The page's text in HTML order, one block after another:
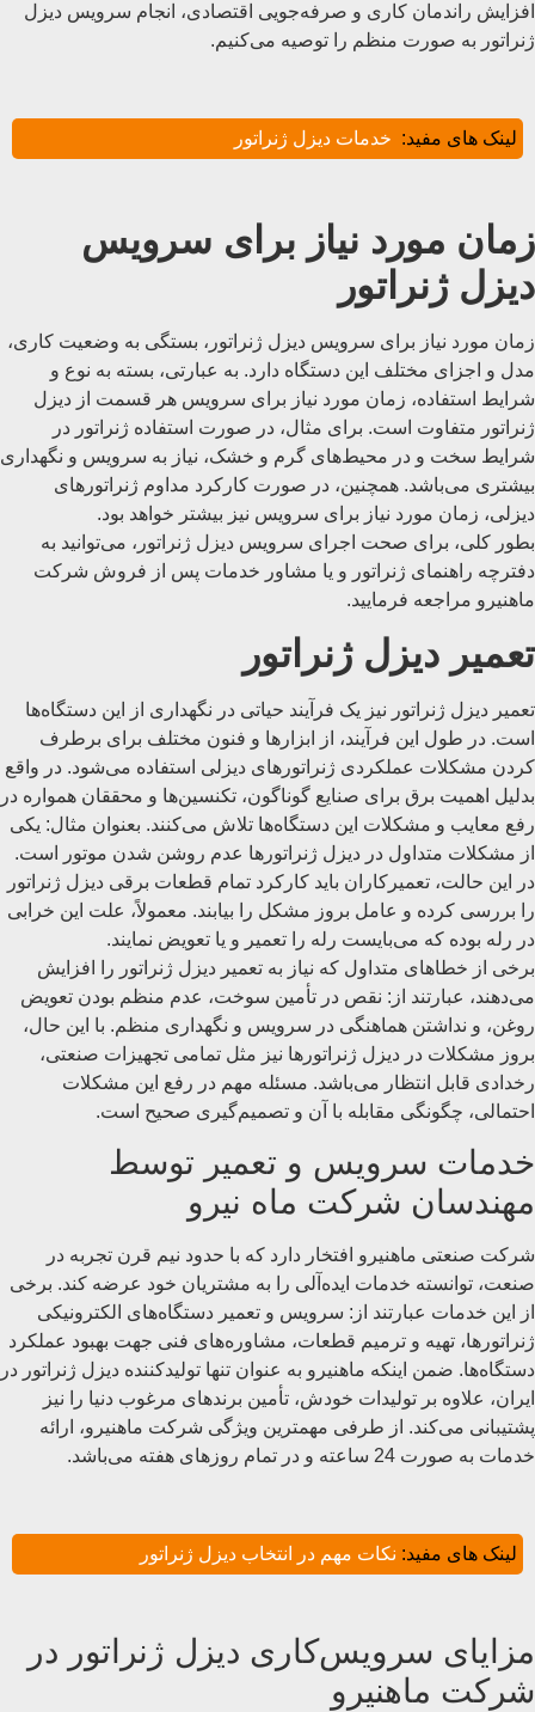
افزایش راندمان کاری و صرفه‌جویی اقتصادی، انجام سرویس دیزل
ژنراتور به صورت منظم را توصیه می‌کنیم.
لینک های مفید: خدمات دیزل ژنراتور
زمان مورد نیاز برای سرویس
دیزل ژنراتور
زمان مورد نیاز برای سرویس دیزل ژنراتور، بستگی به وضعیت کاری،
مدل و اجزای مختلف این دستگاه دارد. به عبارتی، بسته به نوع و
شرایط استفاده، زمان مورد نیاز برای سرویس هر قسمت از دیزل
ژنراتور متفاوت است. برای مثال، در صورت استفاده ژنراتور در
شرایط سخت و در محیط‌های گرم و خشک، نیاز به سرویس و نگهداری
بیشتری می‌باشد. همچنین، در صورت کارکرد مداوم ژنراتورهای
دیزلی، زمان مورد نیاز برای سرویس نیز بیشتر خواهد بود.
بطور کلی، برای صحت اجرای سرویس دیزل ژنراتور، می‌توانید به
دفترچه راهنمای ژنراتور و یا مشاور خدمات پس از فروش شرکت
ماهنیرو مراجعه فرمایید.
تعمیر دیزل ژنراتور
تعمیر دیزل ژنراتور نیز یک فرآیند حیاتی در نگهداری از این دستگاه‌ها
است. در طول این فرآیند، از ابزارها و فنون مختلف برای برطرف
کردن مشکلات عملکردی ژنراتورهای دیزلی استفاده می‌شود. در واقع
بدلیل اهمیت برق برای صنایع گوناگون، تکنسین‌ها و محققان همواره در
رفع معایب و مشکلات این دستگاه‌ها تلاش می‌کنند. بعنوان مثال: یکی
از مشکلات متداول در دیزل ژنراتورها عدم روشن شدن موتور است.
در این حالت، تعمیرکاران باید کارکرد تمام قطعات برقی دیزل ژنراتور
را بررسی کرده و عامل بروز مشکل را بیابند. معمولاً، علت این خرابی
در رله بوده که می‌بایست رله را تعمیر و یا تعویض نمایند.
برخی از خطاهای متداول که نیاز به تعمیر دیزل ژنراتور را افزایش
می‌دهند، عبارتند از: نقص در تأمین سوخت، عدم منظم بودن تعویض
روغن، و نداشتن هماهنگی در سرویس و نگهداری منظم. با این حال،
بروز مشکلات در دیزل ژنراتورها نیز مثل تمامی تجهیزات صنعتی،
رخدادی قابل انتظار می‌باشد. مسئله مهم در رفع این مشکلات
احتمالی، چگونگی مقابله با آن و تصمیم‌گیری صحیح است.
خدمات سرویس و تعمیر توسط
مهندسان شرکت ماه نیرو
شرکت صنعتی ماهنیرو افتخار دارد که با حدود نیم قرن تجربه در
صنعت، توانسته خدمات ایده‌آلی را به مشتریان خود عرضه کند. برخی
از این خدمات عبارتند از: سرویس و تعمیر دستگاه‌های الکترونیکی
ژنراتورها، تهیه و ترمیم قطعات، مشاوره‌های فنی جهت بهبود عملکرد
دستگاه‌ها. ضمن اینکه ماهنیرو به عنوان تنها تولید‌کننده دیزل ژنراتور در
ایران، علاوه بر تولیدات خودش، تأمین برندهای مرغوب دنیا را نیز
پشتیبانی می‌کند. از طرفی مهمترین ویژگی شرکت ماهنیرو، ارائه
خدمات به صورت 24 ساعته و در تمام روزهای هفته می‌باشد.
لینک های مفید: نکات مهم در انتخاب دیزل ژنراتور
مزایای سرویس‌کاری دیزل ژنراتور در
شرکت ماهنیرو